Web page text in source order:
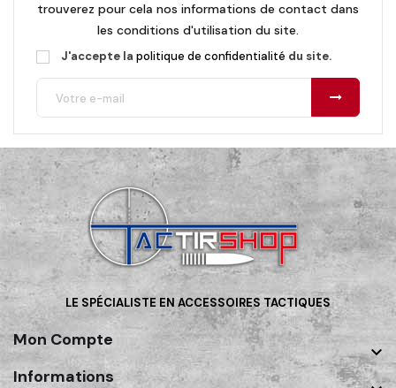
trouverez pour cela nos informations de contact dans
les conditions d'utilisation du site.
J'accepte la politique de confidentialité du site.
LE SPÉCIALISTE EN ACCESSOIRES TACTIQUES
Mon Compte

Informations